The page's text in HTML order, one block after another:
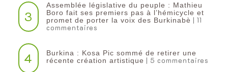
3
Assemblée législative du peuple : Mathieu
Boro fait ses premiers pas à l’hémicycle et
promet de porter la voix des Burkinabè | 11
commentaires
4
Burkina : Kosa Pic sommé de retirer une
récente création artistique | 5 commentaires